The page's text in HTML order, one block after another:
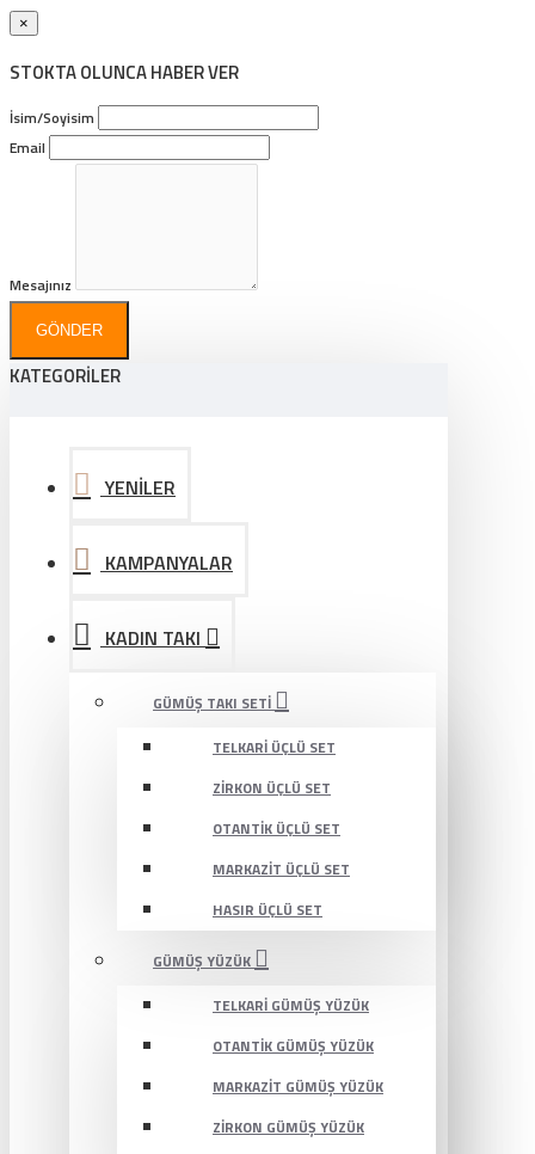
×
STOKTA OLUNCA HABER VER
İsim/Soyisim
Email
Mesajınız
GÖNDER
KATEGORİLER
YENİLER
KAMPANYALAR
KADIN TAKI
GÜMÜŞ TAKI SETI
TELKARI ÜÇLÜ SET
ZIRKON ÜÇLÜ SET
OTANTIK ÜÇLÜ SET
MARKAZIT ÜÇLÜ SET
HASIR ÜÇLÜ SET
GÜMÜŞ YÜZÜK
TELKARI GÜMÜŞ YÜZÜK
OTANTIK GÜMÜŞ YÜZÜK
MARKAZIT GÜMÜŞ YÜZÜK
ZIRKON GÜMÜŞ YÜZÜK